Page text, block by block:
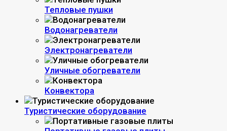
Тепловые пушки
Водонагреватели
Электронагреватели
Уличные обогреватели
Конвектора
Туристические оборудование